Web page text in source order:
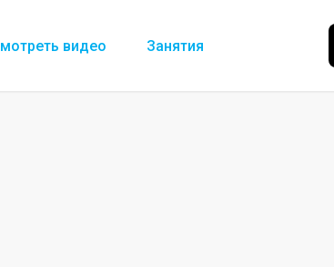
видео Занятия